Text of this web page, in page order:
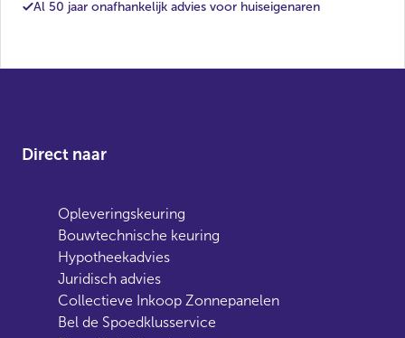
Al 50 jaar onafhankelijk advies voor huiseigenaren
Direct naar
Opleveringskeuring
Bouwtechnische keuring
Hypotheekadvies
Juridisch advies
Collectieve Inkoop Zonnepanelen
Bel de Spoedklusservice